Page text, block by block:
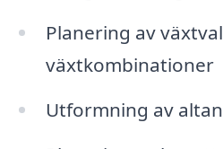
Planering av
växtkombinationer
Utformning av